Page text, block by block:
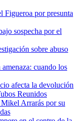
Figueroa por presunta
sospecha por el
sobre abuso
cuando los
afecta la devolución
Reunidos
Arrarás por su